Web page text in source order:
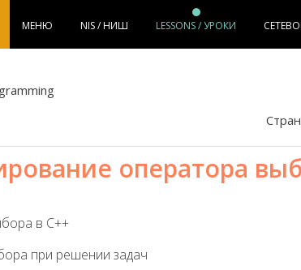
МЕНЮ NIS / НИШ LESSONS / УРОКИ
оператора
в C++
при решении задач